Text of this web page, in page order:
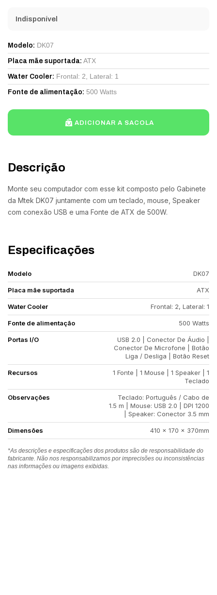
Descrição
Monte seu computador com esse kit composto pelo Gabinete
da Mtek DK07 juntamente com um teclado, mouse, Speaker
com conexão USB e uma Fonte de ATX de 500W.
Especificações
Modelo DK07
Placa mãe suportada ATX
Water Cooler Frontal: 2, Lateral: 1
Fonte de alimentação 500 Watts
Portas I/O
USB 2.0 | Conector De Áudio |
Conector De Microfone | Botão
Liga / Desliga | Botão Reset
Recursos
1 Fonte | 1 Mouse | 1 Speaker | 1
Teclado
Observações
Teclado: Português / Cabo de
1.5 m | Mouse: USB 2.0 | DPI 1200
| Speaker: Conector 3.5 mm
Dimensões 410 x 170 x 370mm
*As descrições e especificações dos produtos são de responsabilidade do
fabricante. Não nos responsabilizamos por imprecisões ou inconsistências
nas informações ou imagens exibidas.
Indisponível
Modelo: DK07
Placa mãe suportada: ATX
Water Cooler: Frontal: 2, Lateral: 1
Fonte de alimentação: 500 Watts
ADICIONAR A SACOLA